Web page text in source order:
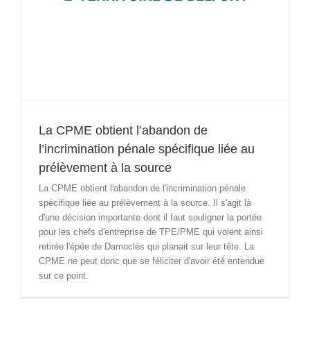
La CPME obtient l’abandon de
l’incrimination pénale spécifique liée au
prélèvement à la source
La CPME obtient l'abandon de l'incrimination pénale
spécifique liée au prélèvement à la source. Il s'agit là
d'une décision importante dont il faut souligner la portée
pour les chefs d'entreprise de TPE/PME qui voient ainsi
retirée l'épée de Damoclès qui planait sur leur tête. La
CPME ne peut donc que se féliciter d'avoir été entendue
sur ce point.